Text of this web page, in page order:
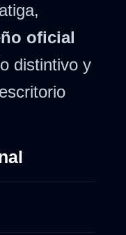
oficial
distintivo y